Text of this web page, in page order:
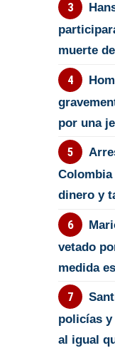
muerte
por una
dinero y
vetado
medida
policías y
al igual